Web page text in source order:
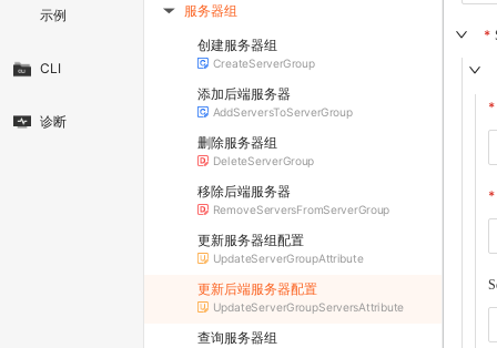
示例
CLI
诊断
▶ 服务器组
创建服务器组
CreateServerGroup
添加后端服务器
AddServersToServerGroup
删除服务器组
DeleteServerGroup
移除后端服务器
RemoveServersFromServerGroup
更新服务器组配置
UpdateServerGroupAttribute
更新后端服务器配置
UpdateServerGroupServersAttribute
查询服务器组